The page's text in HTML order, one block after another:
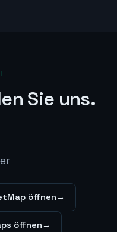
Sie uns.
öffnen→
öffnen→